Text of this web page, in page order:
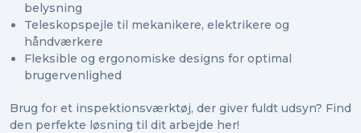
belysning
Teleskopspejle til mekanikere, elektrikere og
håndværkere
Fleksible og ergonomiske designs for optimal
brugervenlighed
Brug for et inspektionsværktøj, der giver fuldt udsyn? Find
den perfekte løsning til dit arbejde her!